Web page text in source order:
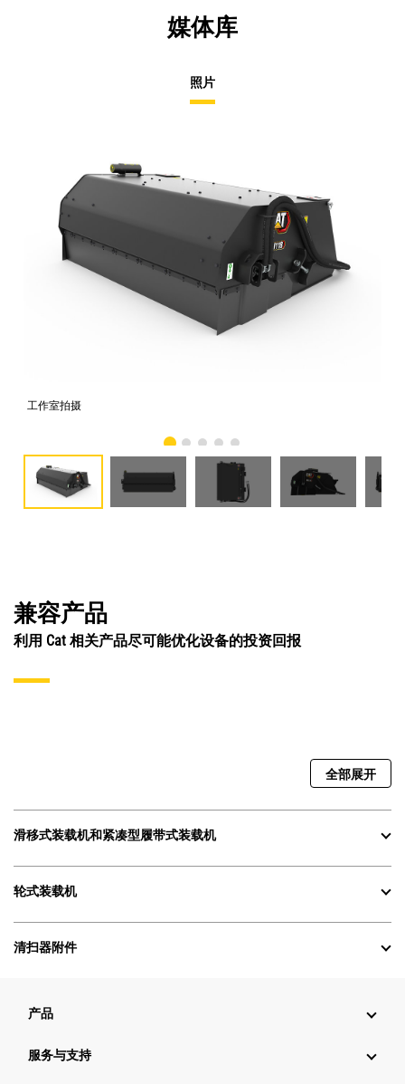
媒体库
照片
工作室拍摄
兼容产品
利用 Cat 相关产品尽可能优化设备的投资回报
全部展开
滑移式装载机和紧凑型履带式装载机
轮式装载机
清扫器附件
产品
服务与支持